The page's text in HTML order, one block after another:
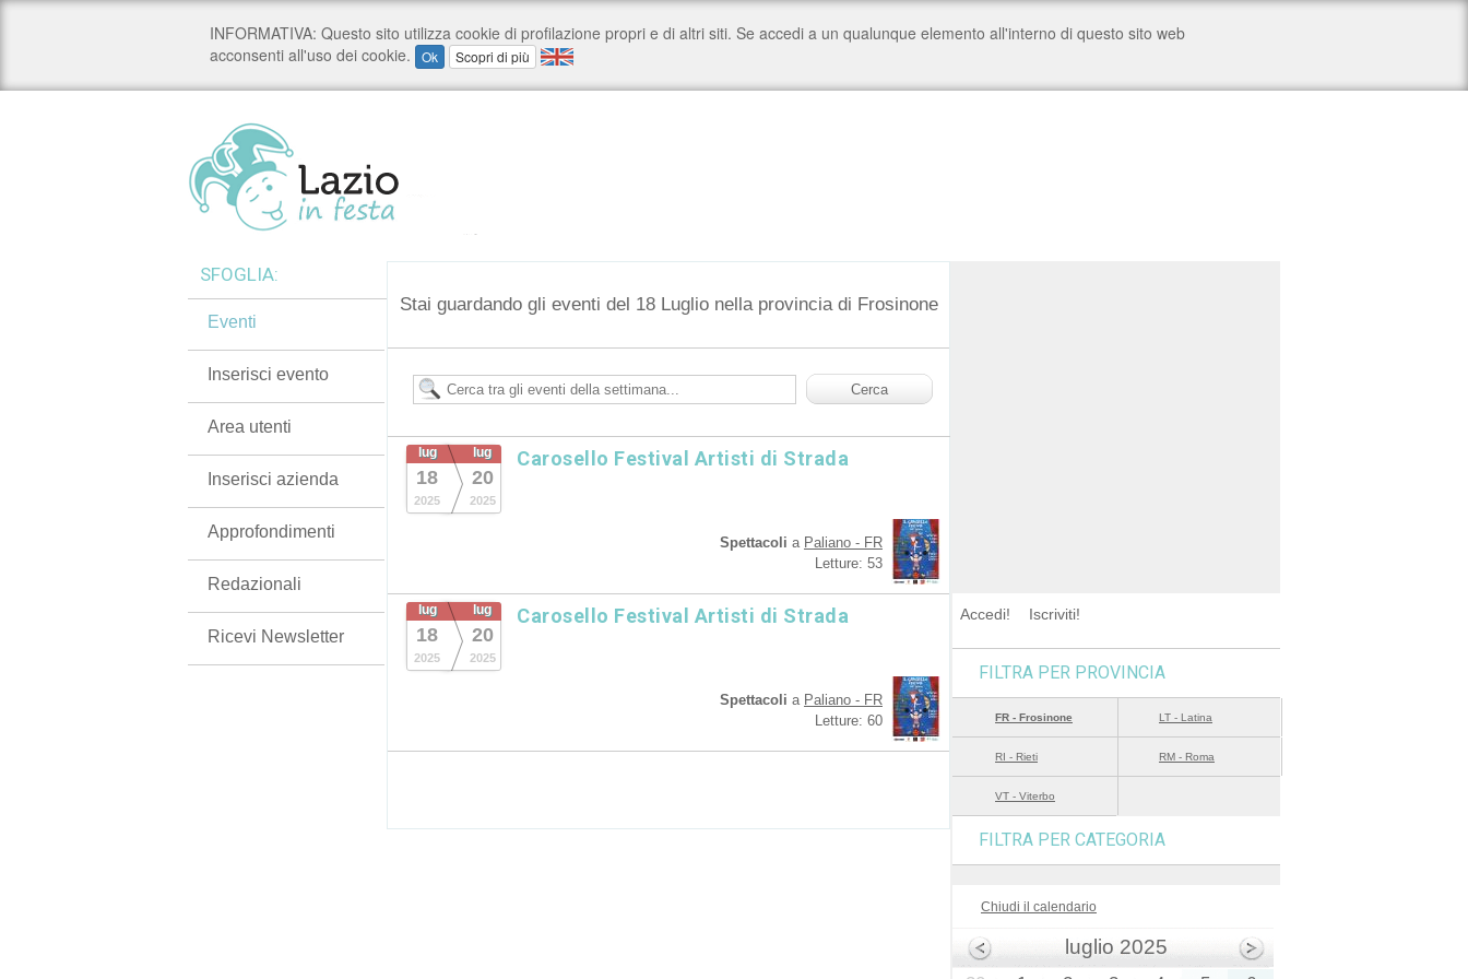
Stai guardando gli eventi del 18 Luglio nella provincia di Frosinone
lug
18
2025
lug
20
2025
Carosello Festival Artisti di Strada
Spettacoli a Paliano - FR
Letture: 53
lug
18
2025
lug
20
2025
Carosello Festival Artisti di Strada
Spettacoli a Paliano - FR
Letture: 60
SFOGLIA:
Eventi
Inserisci evento
Area utenti
Inserisci azienda
Approfondimenti
Redazionali
Ricevi Newsletter
Accedi! Iscriviti!
FILTRA PER PROVINCIA
FR - Frosinone LT - Latina
RI - Rieti RM - Roma
VT - Viterbo
FILTRA PER CATEGORIA
Chiudi il calendario
luglio 2025